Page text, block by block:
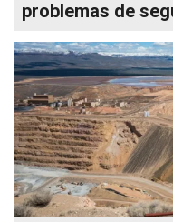
problemas de